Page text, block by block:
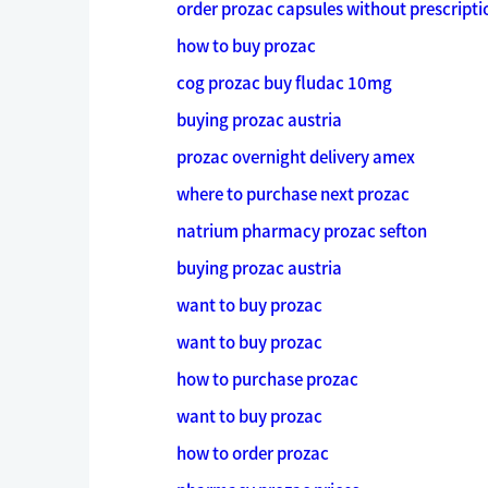
order prozac capsules without
how to buy prozac
cog prozac buy fludac 10mg
buying prozac austria
prozac overnight delivery amex
where to purchase next prozac
natrium pharmacy prozac sefton
buying prozac austria
want to buy prozac
want to buy prozac
how to purchase prozac
want to buy prozac
how to order prozac